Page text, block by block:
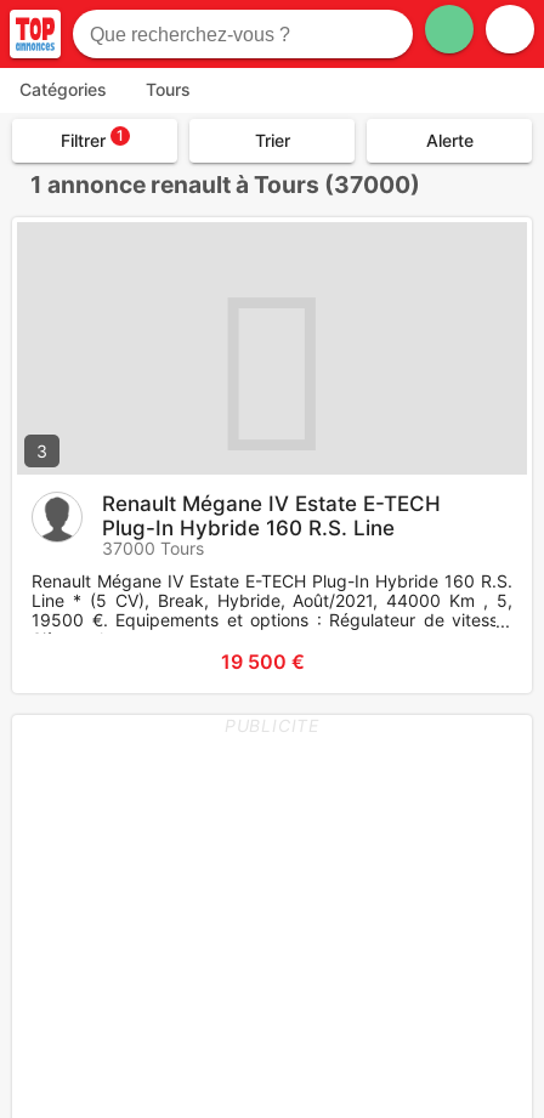
Catégories Tours
Filtrer 1 Trier Alerte
1 annonce renault à Tours (37000)
3
Renault Mégane IV Estate E-TECH
Plug-In Hybride 160 R.S. Line
37000 Tours
Renault Mégane IV Estate E-TECH Plug-In Hybride 160 R.S.
Line * (5 CV), Break, Hybride, Août/2021, 44000 Km , 5,
19500 €. Equipements et options : Régulateur de vitesse,
Sièges ch
19 500 €
PUBLICITE